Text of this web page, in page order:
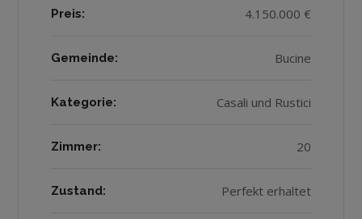
Preis: 4.150.000 €
Gemeinde: Bucine
Kategorie: Casali und Rustici
Zimmer: 20
Zustand: Perfekt erhaltet